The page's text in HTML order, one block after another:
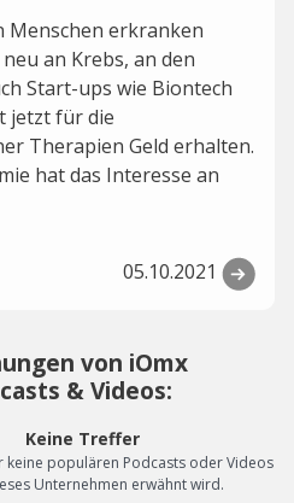
Menschen erkranken
an Krebs, an den
Start-ups wie Biontech
jetzt für die
Therapien Geld erhalten.
hat das Interesse an
05.10.2021
von iOmx
& Videos:
Keine Treffer
keine populären Podcasts oder Videos
Unternehmen erwähnt wird.